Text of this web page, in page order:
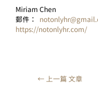
Miriam Chen
郵件：
https://notonlyhr.com/
← 上一篇 文章